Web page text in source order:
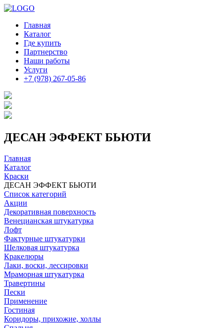
Главная
Каталог
Где купить
Партнерство
Наши работы
Услуги
+7 (978) 267-05-86
ДЕСАН ЭФФЕКТ БЬЮТИ
Главная
Каталог
Краски
ДЕСАН ЭФФЕКТ БЬЮТИ
Список категорий
Акции
Декоративная поверхность
Венецианская штукатурка
Лофт
Фактурные штукатурки
Шелковая штукатурка
Кракелюры
Лаки, воски, лессировки
Мраморная штукатурка
Травертины
Пески
Применение
Гостиная
Коридоры, прихожие, холлы